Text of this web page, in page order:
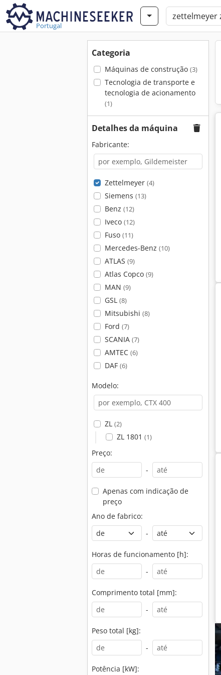
Portugal
Categoria
Máquinas de construção (3)
Tecnologia de transporte e
tecnologia de acionamento
(1)
Detalhes da máquina
Fabricante:
Zettelmeyer (4)
Siemens (13)
Benz (12)
Iveco (12)
Fuso (11)
Mercedes-Benz (10)
ATLAS (9)
Atlas Copco (9)
MAN (9)
GSL (8)
Mitsubishi (8)
Ford (7)
SCANIA (7)
AMTEC (6)
DAF (6)
Modelo:
ZL (2)
ZL 1801 (1)
Preço:
-
Apenas com indicação de
preço
Ano de fabrico:
-
Horas de funcionamento [h]:
-
Comprimento total [mm]:
-
Peso total [kg]:
-
Potência [kW]: